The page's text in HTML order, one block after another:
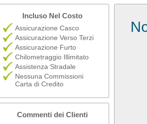
Incluso Nel Costo
Assicurazione Casco
Assicurazione Verso Terzi
Assicurazione Furto
Chilometraggio Illimitato
Assistenza Stradale
Nessuna Commissioni
Carta di Credito
Commenti dei Clienti